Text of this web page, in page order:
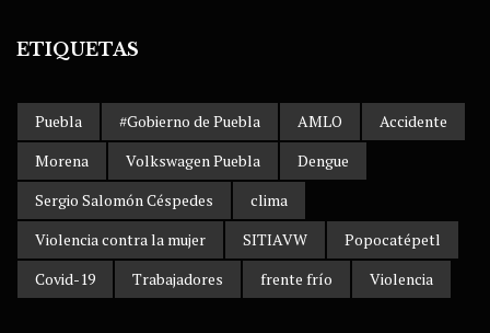
ETIQUETAS
Puebla #Gobierno de Puebla AMLO
Accidente
Morena
Volkswagen Puebla
Dengue
Sergio Salomón Céspedes
clima
Violencia contra la mujer
SITIAVW
Popocatépetl
Covid-19
Trabajadores frente frío Violencia